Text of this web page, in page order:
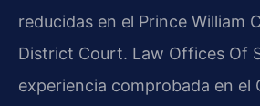
reducidas en el Prince William
District Court. Law Offices Of
experiencia comprobada en el